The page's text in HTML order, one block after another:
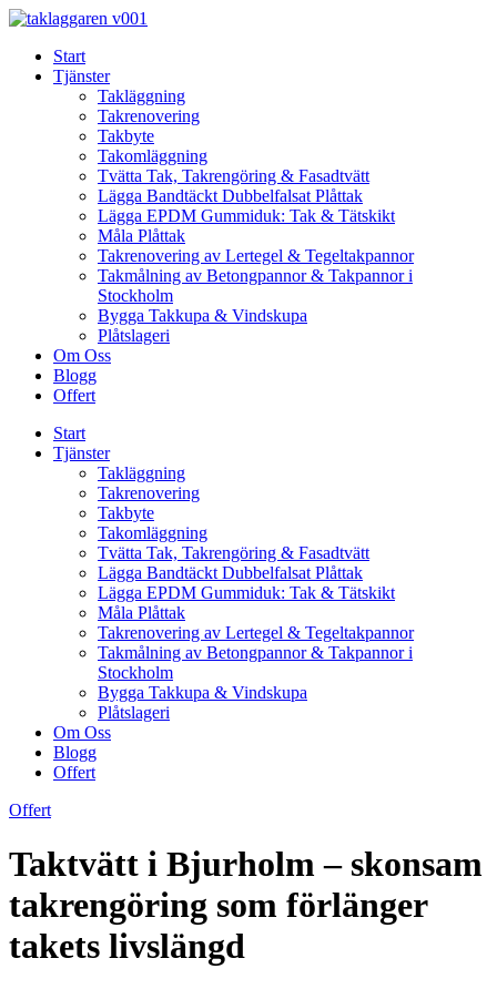
Skip
contentStart
Tjänster
Takläggning
Takrenovering
Takbyte
Takomläggning
Tvätta Tak, Takrengöring & Fasadtvätt
Lägga Bandtäckt Dubbelfalsat Plåttak
Lägga EPDM Gummiduk: Tak & Tätskikt
Måla Plåttak
Takrenovering av Lertegel & Tegeltakpannor
Takmålning av Betongpannor & Takpannor i
Stockholm
Bygga Takkupa & Vindskupa
Plåtslageri
Om Oss
Blogg
Offert
Start
Tjänster
Takläggning
Takrenovering
Takbyte
Takomläggning
Tvätta Tak, Takrengöring & Fasadtvätt
Lägga Bandtäckt Dubbelfalsat Plåttak
Lägga EPDM Gummiduk: Tak & Tätskikt
Måla Plåttak
Takrenovering av Lertegel & Tegeltakpannor
Takmålning av Betongpannor & Takpannor i
Stockholm
Bygga Takkupa & Vindskupa
Plåtslageri
Om Oss
Blogg
Offert
Offert
Taktvätt i Bjurholm – skonsam
takrengöring som förlänger
takets livslängd